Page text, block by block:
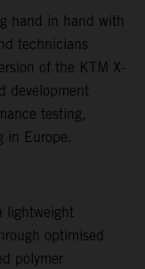
hand in hand with
technicians
of the KTM X-
development
testing,
in Europe.
lightweight
optimised
polymer